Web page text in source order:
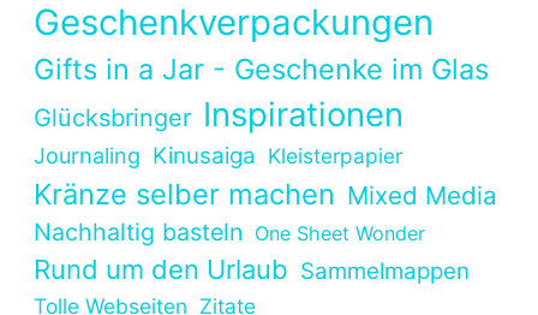
Geschenkverpackungen
Gifts in a Jar - Geschenke im Glas
Glücksbringer Inspirationen
Journaling Kinusaiga Kleisterpapier
Kränze selber machen Mixed Media
Nachhaltig basteln One Sheet Wonder
Rund um den Urlaub Sammelmappen
Tolle Webseiten Zitate